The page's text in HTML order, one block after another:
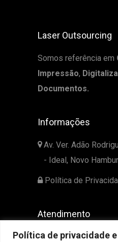
Política de privacidade
Laser Outsourcing
Somos referência em
Impressão,
Documentos.
Informações
Av. Ver. Adão
- Ideal, Novo
Política de
Atendimento
51 3525-2139